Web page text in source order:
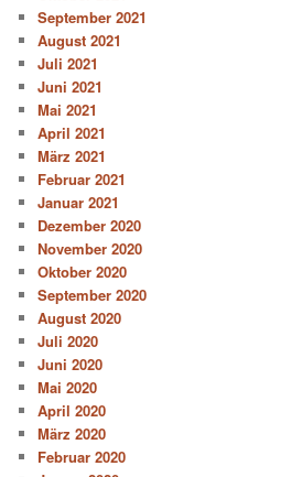
September 2021
August 2021
Juli 2021
Juni 2021
Mai 2021
April 2021
März 2021
Februar 2021
Januar 2021
Dezember 2020
November 2020
Oktober 2020
September 2020
August 2020
Juli 2020
Juni 2020
Mai 2020
April 2020
März 2020
Februar 2020